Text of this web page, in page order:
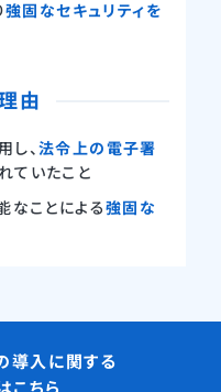
強固なセキュリティを
由
し、 法令上の電子署
ていたこと
なことによる強固な
導入に関する